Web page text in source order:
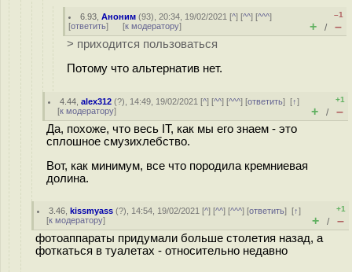
6.93 ,Аноним (93), 20:34, 19/02/2021 [^] [^^] [^^^]
[ответить] [к модератору]
–1
+ / –
> приходится пользоваться
Потому что альтернатив нет.
4.44 ,alex312 (?), 14:49, 19/02/2021 [^] [^^] [^^^] [ответить][↑]
[к модератору]
+1
+ / –
Да, похоже, что весь IT, как мы его знаем - это
сплошное смузихлебство.
Вот, как минимум, все что породила кремниевая
долина.
3.46 ,kissmyass (?), 14:54, 19/02/2021 [^] [^^] [^^^] [ответить][↑]
[к модератору]
+1
+ / –
фотоаппараты придумали больше столетия назад, а
фоткаться в туалетах - относительно недавно